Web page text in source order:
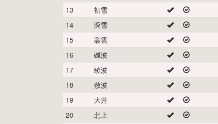
13
初雪
14
深雪
15
叢雲
16
磯波
17
綾波
18
敷波
19
大井
20
北上